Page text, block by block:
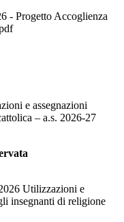
- Progetto Accoglienza
e assegnazioni
– a.s. 2026-27
Utilizzazioni e
insegnanti di religione